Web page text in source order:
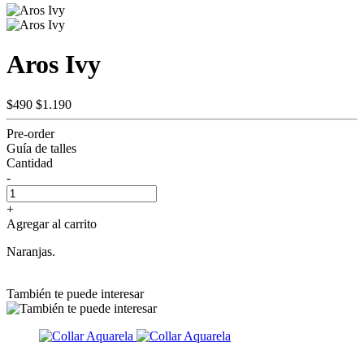
Aros Ivy
$490 $1.190
Pre-order
Guía de talles
Cantidad
-
+
Agregar al carrito
Naranjas.
También te puede interesar